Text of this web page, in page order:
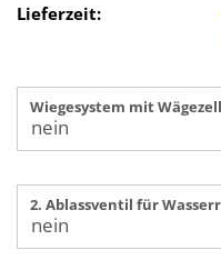
Lieferzeit:
Wiegesystem mit
2. Ablassventil für